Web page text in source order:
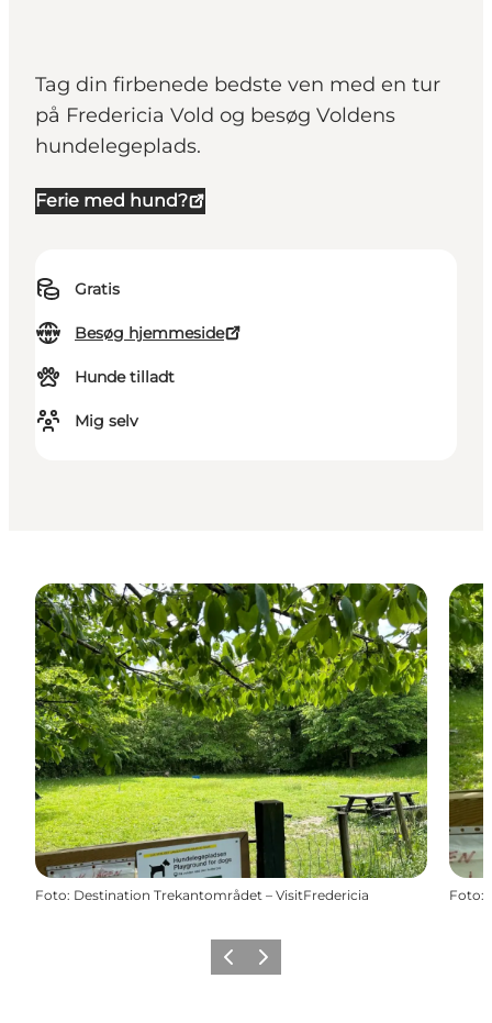
Tag din firbenede bedste ven med en tur
på Fredericia Vold og besøg Voldens
hundelegeplads.
Ferie med hund?
Gratis
Besøg hjemmeside
Hunde tilladt
Mig selv
Foto: Destination Trekantområdet – VisitFredericia Foto:
Forrige billede
Næste billede